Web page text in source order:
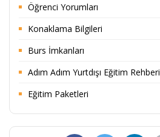
Öğrenci Yorumları
Konaklama Bilgileri
Burs İmkanları
Adım Adım Yurtdışı Eğitim Rehberi
Eğitim Paketleri